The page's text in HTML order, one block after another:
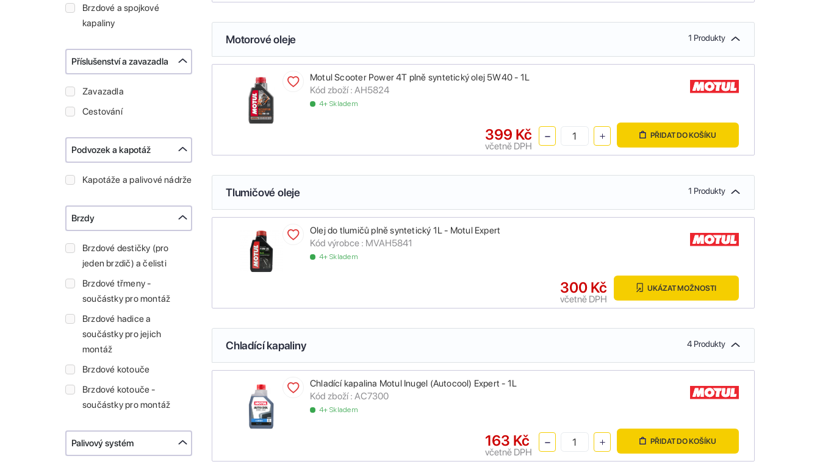
Brzdové a spojkové
kapaliny
Příslušenství a zavazadla
Zavazadla
Cestování
Podvozek a kapotáž
Kapotáže a palivové nádrže
Brzdy
Brzdové destičky (pro
jeden brzdič) a čelisti
Brzdové třmeny -
součástky pro montáž
Brzdové hadice a
součástky pro jejich
montáž
Brzdové kotouče
Brzdové kotouče -
součástky pro montáž
Palivový systém
Motorové oleje 1 Produkty
Motul Scooter Power 4T plně syntetický olej 5W40 - 1L
Kód zboží : AH5824
4+ Skladem
399 Kč
včetně DPH
PŘIDAT DO KOŠÍKU
Tlumičové oleje 1 Produkty
Olej do tlumičů plně syntetický 1L - Motul Expert
Kód výrobce : MVAH5841
4+ Skladem
300 Kč
včetně DPH
UKÁZAT MOŽNOSTI
Chladící kapaliny 4 Produkty
Chladící kapalina Motul Inugel (Autocool) Expert - 1L
Kód zboží : AC7300
4+ Skladem
163 Kč
včetně DPH
PŘIDAT DO KOŠÍKU